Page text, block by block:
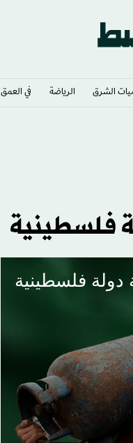
الشرق​ الرياضة في العمق
فلسطينية
دولة فلسطينية